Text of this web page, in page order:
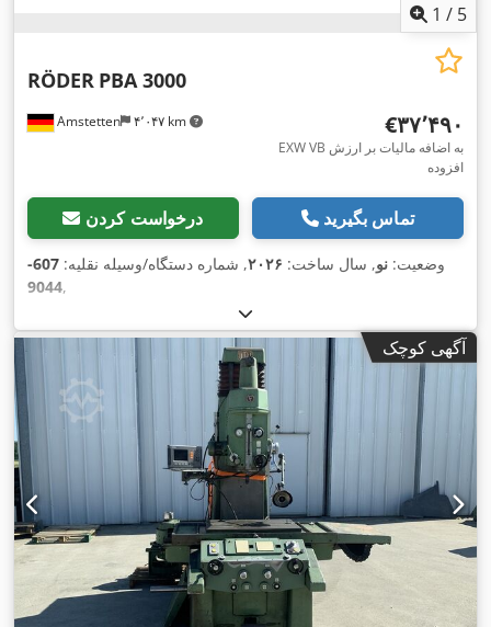
1 / 5
Amstetten ۴٬۰۴۷ km
RÖDER PBA 3000
‎€۳۷٬۴۹۰
EXW VB به اضافه مالیات بر ارزش
افزوده
درخواست کردن تماس بگیرید
وضعیت: نو, سال ساخت: ۲۰۲۶, شماره دستگاه/وسیله نقلیه:
607-
9044,
آگهی کوچک